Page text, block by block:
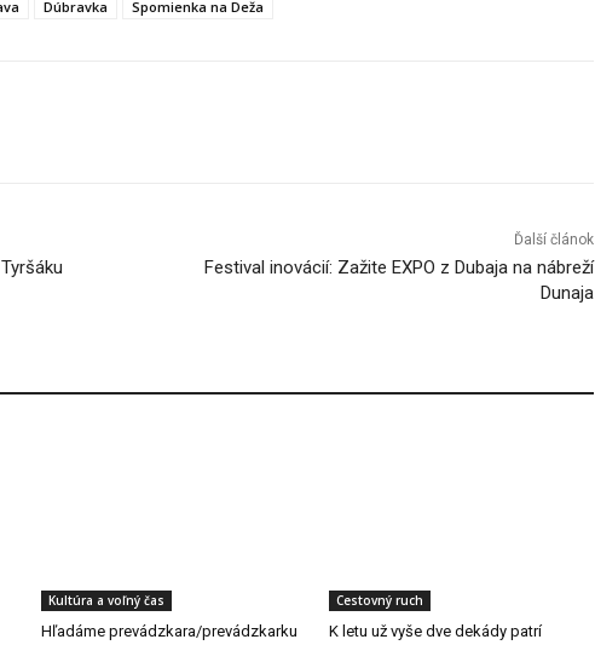
Dúbravka Spomienka na Deža
Ďalší článok
Festival inovácií: Zažite EXPO z Dubaja na nábreží
Dunaja
Kultúra a voľný čas
Hľadáme prevádzkara/prevádzkarku
Cestovný ruch
K letu už vyše dve dekády patrí